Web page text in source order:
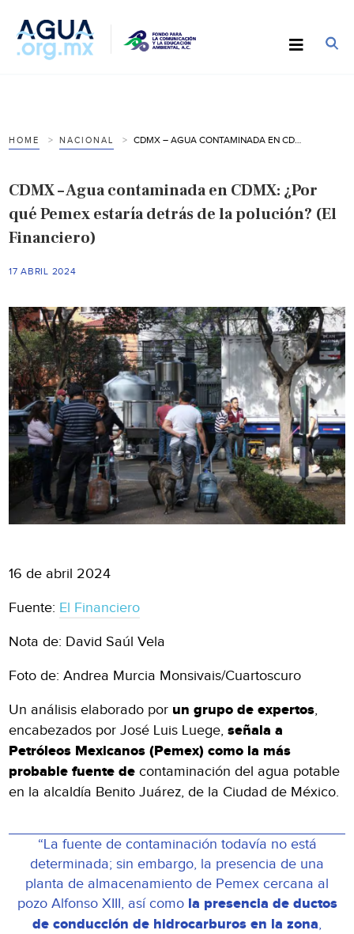
HOME NACIONAL
CDMX – Agua contaminada en CDMX: ¿Por
qué Pemex estaría detrás de la polución? (El
Financiero)
17 ABRIL 2024
16 de abril 2024
Fuente: El Financiero
Nota de: David Saúl Vela
Foto de: Andrea Murcia Monsivais/Cuartoscuro
Un análisis elaborado por un grupo de expertos,
encabezados por José Luis Luege,señala a
Petróleos Mexicanos (Pemex) como la más
probable fuente decontaminación del agua potable
en la alcaldía Benito Juárez, de la Ciudad de México.
“La fuente de contaminación todavía no está
determinada; sin embargo, la presencia de una
planta de almacenamiento de Pemex cercana al
pozo Alfonso XIII, así comola presencia de ductos
de conducción de hidrocarburos en la zona,